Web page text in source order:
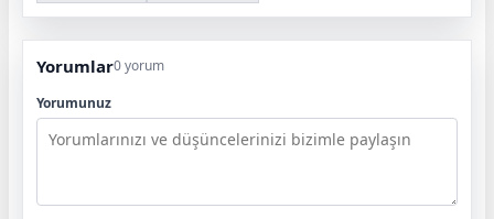
Yorumlar0 yorum
Yorumunuz